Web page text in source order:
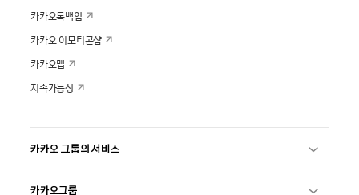
카카오톡백업
카카오 이모티콘샵
카카오맵
지속가능성
카카오 그룹의 서비스
카카오그룹